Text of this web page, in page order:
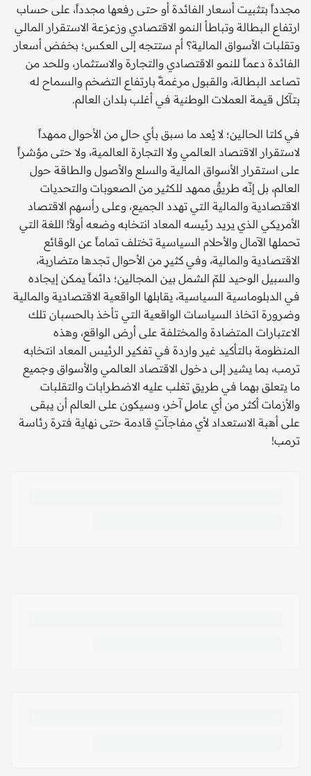
مجدداً بتثبيت أسعار الفائدة أو حتى رفعها مجدداً، على حساب
ارتفاع البطالة وتباطأ النمو الاقتصادي وزعزعة الاستقرار المالي
وتقلبات الأسواق المالية؟ أم ستتجه إلى العكس؛ بخفض أسعار
الفائدة دعماً للنمو الاقتصادي والتجارة والاستثمار، وللحد من
تصاعد البطالة، والقبول مرغمةً بارتفاع التضخم والسماح له
بتآكل قيمة العملات الوطنية في أغلب بلدان العالم.
في كلتا الحالين؛ لا يُعد ما سبق بأي حالٍ من الأحوال ممهداً
لاستقرار الاقتصاد العالمي ولا التجارة العالمية، ولا حتى مؤشراً
على استقرار الأسواق المالية والسلع والأصول والطاقة حول
العالم، بل إنّه طريقٌ ممهد للكثير من الصعوبات والتحديات
الاقتصادية والمالية التي تهدد الجميع، وعلى رأسهم الاقتصاد
الأمريكي الذي يريد رئيسه المعاد انتخابه وضعه أولاً! اللغة التي
تحملها الآمال والأحلام السياسية تختلف تماماً عن الوقائع
الاقتصادية والمالية، وفي كثيرٍ من الأحوال تجدها متضاربة،
والسبيل الوحيد للمّ الشمل بين المجالين؛ دائماً يمكن إيجاده
في الدبلوماسية السياسية، يقابلها الواقعية الاقتصادية والمالية
وضرورة اتخاذ السياسات الواقعية التي تأخذ بالحسبان تلك
الاعتبارات المتضادة والمختلفة على أرض الواقع، وهذه
المنظومة بالتأكيد غير واردة في تفكير الرئيس المعاد انتخابه
ترمب، بما يشير إلى دخول الاقتصاد العالمي والأسواق وجميع
ما يتعلق بهما في طريقٍ تغلب عليه الاضطرابات والتقلبات
والأزمات أكثر من أي عاملٍ آخر، وسيكون على العالم أن يبقى
على أهبة الاستعداد لأي مفاجآتٍ قادمة حتى نهاية فترة رئاسة
ترمب!